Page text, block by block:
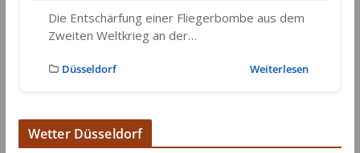
Die Entschärfung einer Fliegerbombe aus dem
Zweiten Weltkrieg an der…
Düsseldorf Weiterlesen
Wetter Düsseldorf